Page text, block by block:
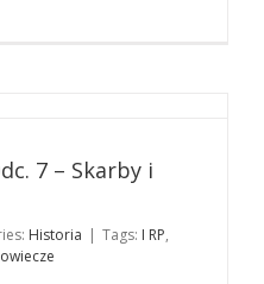
– Skarby i legendy
7 – Skarby i
Historia | Tags: I RP,